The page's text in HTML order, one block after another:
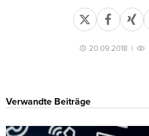
20.09.2018 |
Verwandte Beiträge